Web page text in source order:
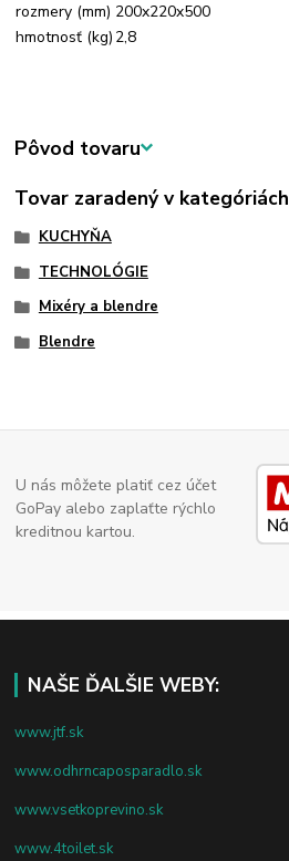
rozmery (mm) 200x220x500
hmotnosť (kg) 2,8
Pôvod tovaru
Tovar zaradený v kategóriách
KUCHYŇA
TECHNOLÓGIE
Mixéry a blendre
Blendre
U nás môžete platiť cez účet
GoPay alebo zaplaťte rýchlo
kreditnou kartou.
NAŠE ĎALŠIE WEBY:
www.jtf.sk
www.odhrncaposparadlo.sk
www.vsetkoprevino.sk
www.4toilet.sk